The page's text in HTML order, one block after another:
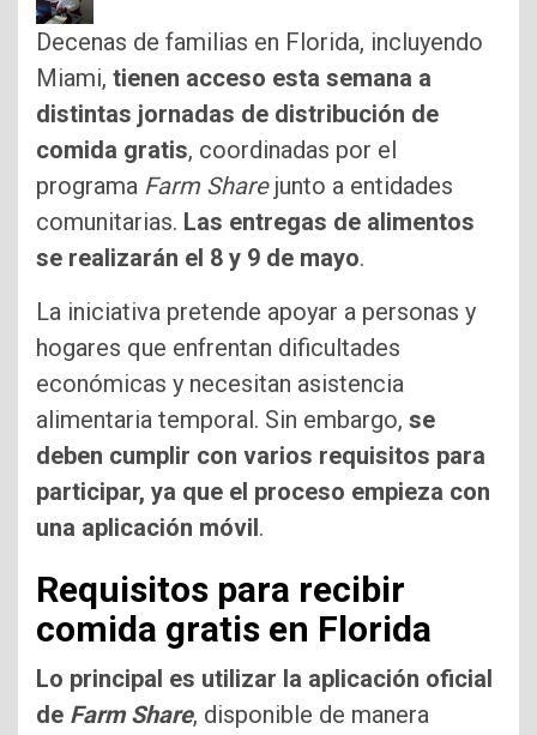
Decenas de familias en Florida, incluyendo
Miami, tienen acceso esta semana a
distintas jornadas de distribución de
comida gratis, coordinadas por el
programa Farm Sharejunto a entidades
comunitarias. Las entregas de alimentos
se realizarán el 8 y 9 de mayo.
La iniciativa pretende apoyar a personas y
hogares que enfrentan dificultades
económicas y necesitan asistencia
alimentaria temporal. Sin embargo, se
deben cumplir con varios requisitos para
participar, ya que el proceso empieza con
una aplicación móvil.
Requisitos para recibir
comida gratis en Florida
Lo principal es utilizar la aplicación oficial
de Farm Share, disponible de manera